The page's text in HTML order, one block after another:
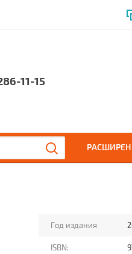
11-15
Год издания
ISBN: